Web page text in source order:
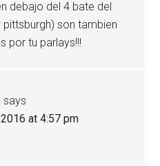
debajo del 4 bate del
son tambien
por tu parlays!!!
says
at 4:57 pm